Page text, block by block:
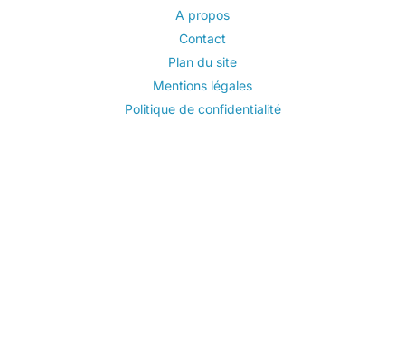
A propos
Contact
Plan du site
Mentions légales
Politique de confidentialité